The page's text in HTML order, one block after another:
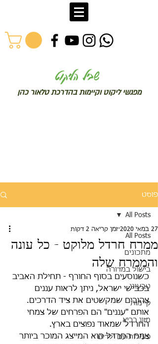
שביל הליקוט
מפגשי ליקוט וקיימות בהדרכת טלאור כהן
פוסט
All Posts
מתכונים
בישול במדורה
טבעוני
קיימות
מזון בריא
פעילות עם ילדים
All Posts
ממרח חרדל מלוקט - כל עונה
והממרח שלה
27 במאי 2020 זמן קריאה 2 דקות
כשנוסעים בסוף החורף - תחילת האביב
בכבישי ישראל, ניתן לראות עננים
צהובים שמקשטים את ציד הדרכים.
אותם "עננים" הם הפרחים של צמחי
החרדל שמאוד נפוצים בארץ.
צמח החרדל הוא המייצג המוכר ביותר